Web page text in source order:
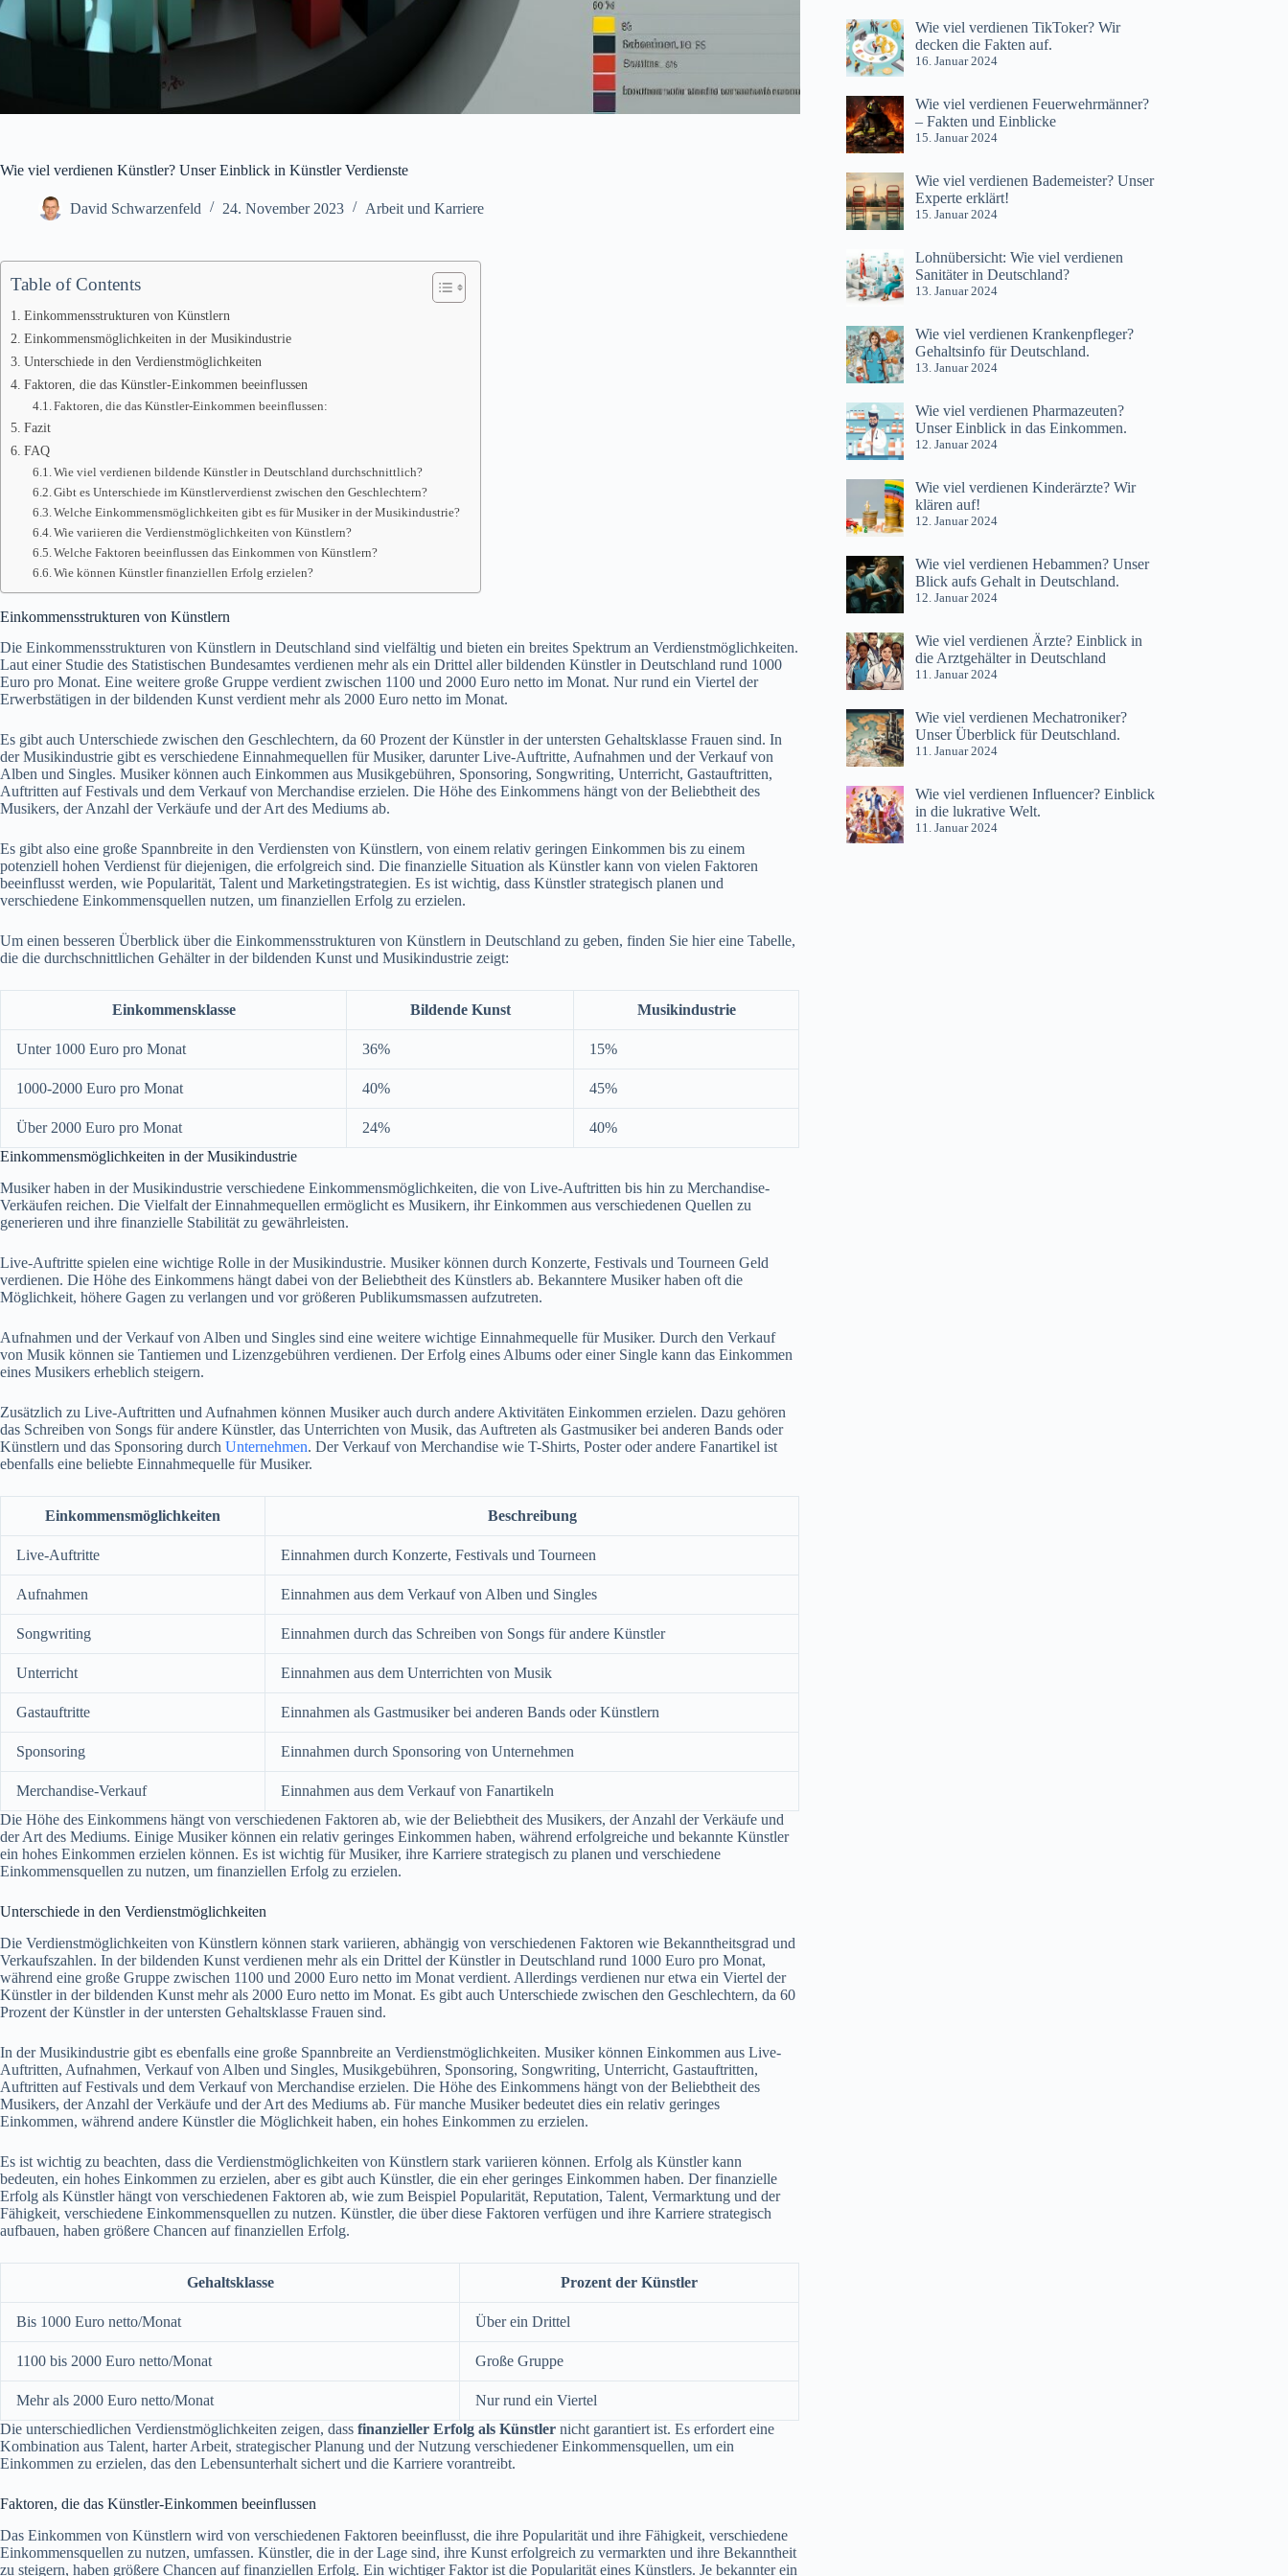
Wie viel verdienen Künstler? Unser Einblick in Künstler Verdienste
David Schwarzenfeld 24. November 2023 Arbeit und Karriere
Table of Contents
Einkommensstrukturen von Künstlern
Einkommensmöglichkeiten in der Musikindustrie
Unterschiede in den Verdienstmöglichkeiten
Faktoren, die das Künstler-Einkommen beeinflussen
Faktoren, die das Künstler-Einkommen beeinflussen:
Fazit
FAQ
Wie viel verdienen bildende Künstler in Deutschland durchschnittlich?
Gibt es Unterschiede im Künstlerverdienst zwischen den Geschlechtern?
Welche Einkommensmöglichkeiten gibt es für Musiker in der Musikindustrie?
Wie variieren die Verdienstmöglichkeiten von Künstlern?
Welche Faktoren beeinflussen das Einkommen von Künstlern?
Wie können Künstler finanziellen Erfolg erzielen?
Einkommensstrukturen von Künstlern
Die Einkommensstrukturen von Künstlern in Deutschland sind vielfältig und bieten ein breites Spektrum an Verdienstmöglichkeiten.
Laut einer Studie des Statistischen Bundesamtes verdienen mehr als ein Drittel aller bildenden Künstler in Deutschland rund 1000
Euro pro Monat. Eine weitere große Gruppe verdient zwischen 1100 und 2000 Euro netto im Monat. Nur rund ein Viertel der
Erwerbstätigen in der bildenden Kunst verdient mehr als 2000 Euro netto im Monat.
Es gibt auch Unterschiede zwischen den Geschlechtern, da 60 Prozent der Künstler in der untersten Gehaltsklasse Frauen sind. In
der Musikindustrie gibt es verschiedene Einnahmequellen für Musiker, darunter Live-Auftritte, Aufnahmen und der Verkauf von
Alben und Singles. Musiker können auch Einkommen aus Musikgebühren, Sponsoring, Songwriting, Unterricht, Gastauftritten,
Auftritten auf Festivals und dem Verkauf von Merchandise erzielen. Die Höhe des Einkommens hängt von der Beliebtheit des
Musikers, der Anzahl der Verkäufe und der Art des Mediums ab.
Es gibt also eine große Spannbreite in den Verdiensten von Künstlern, von einem relativ geringen Einkommen bis zu einem
potenziell hohen Verdienst für diejenigen, die erfolgreich sind. Die finanzielle Situation als Künstler kann von vielen Faktoren
beeinflusst werden, wie Popularität, Talent und Marketingstrategien. Es ist wichtig, dass Künstler strategisch planen und
verschiedene Einkommensquellen nutzen, um finanziellen Erfolg zu erzielen.
Um einen besseren Überblick über die Einkommensstrukturen von Künstlern in Deutschland zu geben, finden Sie hier eine Tabelle,
die die durchschnittlichen Gehälter in der bildenden Kunst und Musikindustrie zeigt:
Einkommensklasse Bildende Kunst Musikindustrie
Unter 1000 Euro pro Monat 36% 15%
1000-2000 Euro pro Monat 40% 45%
Über 2000 Euro pro Monat 24%
40%
Einkommensmöglichkeiten in der Musikindustrie
Musiker haben in der Musikindustrie verschiedene Einkommensmöglichkeiten, die von Live-Auftritten bis hin zu Merchandise-
Verkäufen reichen. Die Vielfalt der Einnahmequellen ermöglicht es Musikern, ihr Einkommen aus verschiedenen Quellen zu
generieren und ihre finanzielle Stabilität zu gewährleisten.
Live-Auftritte spielen eine wichtige Rolle in der Musikindustrie. Musiker können durch Konzerte, Festivals und Tourneen Geld
verdienen. Die Höhe des Einkommens hängt dabei von der Beliebtheit des Künstlers ab. Bekanntere Musiker haben oft die
Möglichkeit, höhere Gagen zu verlangen und vor größeren Publikumsmassen aufzutreten.
Aufnahmen und der Verkauf von Alben und Singles sind eine weitere wichtige Einnahmequelle für Musiker. Durch den Verkauf
von Musik können sie Tantiemen und Lizenzgebühren verdienen. Der Erfolg eines Albums oder einer Single kann das Einkommen
eines Musikers erheblich steigern.
Zusätzlich zu Live-Auftritten und Aufnahmen können Musiker auch durch andere Aktivitäten Einkommen erzielen. Dazu gehören
das Schreiben von Songs für andere Künstler, das Unterrichten von Musik, das Auftreten als Gastmusiker bei anderen Bands oder
Künstlern und das Sponsoring durch Unternehmen. Der Verkauf von Merchandise wie T-Shirts, Poster oder andere Fanartikel ist
ebenfalls eine beliebte Einnahmequelle für Musiker.
Einkommensmöglichkeiten Beschreibung
Live-Auftritte Einnahmen durch Konzerte, Festivals und Tourneen
Aufnahmen Einnahmen aus dem Verkauf von Alben und Singles
Songwriting Einnahmen durch das Schreiben von Songs für andere Künstler
Unterricht Einnahmen aus dem Unterrichten von Musik
Gastauftritte Einnahmen als Gastmusiker bei anderen Bands oder Künstlern
Sponsoring Einnahmen durch Sponsoring von Unternehmen
Merchandise-Verkauf
Einnahmen aus dem Verkauf von Fanartikeln
Die Höhe des Einkommens hängt von verschiedenen Faktoren ab, wie der Beliebtheit des Musikers, der Anzahl der Verkäufe und
der Art des Mediums. Einige Musiker können ein relativ geringes Einkommen haben, während erfolgreiche und bekannte Künstler
ein hohes Einkommen erzielen können. Es ist wichtig für Musiker, ihre Karriere strategisch zu planen und verschiedene
Einkommensquellen zu nutzen, um finanziellen Erfolg zu erzielen.
Unterschiede in den Verdienstmöglichkeiten
Die Verdienstmöglichkeiten von Künstlern können stark variieren, abhängig von verschiedenen Faktoren wie Bekanntheitsgrad und
Verkaufszahlen. In der bildenden Kunst verdienen mehr als ein Drittel der Künstler in Deutschland rund 1000 Euro pro Monat,
während eine große Gruppe zwischen 1100 und 2000 Euro netto im Monat verdient. Allerdings verdienen nur etwa ein Viertel der
Künstler in der bildenden Kunst mehr als 2000 Euro netto im Monat. Es gibt auch Unterschiede zwischen den Geschlechtern, da 60
Prozent der Künstler in der untersten Gehaltsklasse Frauen sind.
In der Musikindustrie gibt es ebenfalls eine große Spannbreite an Verdienstmöglichkeiten. Musiker können Einkommen aus Live-
Auftritten, Aufnahmen, Verkauf von Alben und Singles, Musikgebühren, Sponsoring, Songwriting, Unterricht, Gastauftritten,
Auftritten auf Festivals und dem Verkauf von Merchandise erzielen. Die Höhe des Einkommens hängt von der Beliebtheit des
Musikers, der Anzahl der Verkäufe und der Art des Mediums ab. Für manche Musiker bedeutet dies ein relativ geringes
Einkommen, während andere Künstler die Möglichkeit haben, ein hohes Einkommen zu erzielen.
Es ist wichtig zu beachten, dass die Verdienstmöglichkeiten von Künstlern stark variieren können. Erfolg als Künstler kann
bedeuten, ein hohes Einkommen zu erzielen, aber es gibt auch Künstler, die ein eher geringes Einkommen haben. Der finanzielle
Erfolg als Künstler hängt von verschiedenen Faktoren ab, wie zum Beispiel Popularität, Reputation, Talent, Vermarktung und der
Fähigkeit, verschiedene Einkommensquellen zu nutzen. Künstler, die über diese Faktoren verfügen und ihre Karriere strategisch
aufbauen, haben größere Chancen auf finanziellen Erfolg.
Gehaltsklasse Prozent der Künstler
Bis 1000 Euro netto/Monat Über ein Drittel
1100 bis 2000 Euro netto/Monat Große Gruppe
Mehr als 2000 Euro netto/Monat
Nur rund ein Viertel
Die unterschiedlichen Verdienstmöglichkeiten zeigen, dass finanzieller Erfolg als Künstler nicht garantiert ist. Es erfordert eine
Kombination aus Talent, harter Arbeit, strategischer Planung und der Nutzung verschiedener Einkommensquellen, um ein
Einkommen zu erzielen, das den Lebensunterhalt sichert und die Karriere vorantreibt.
Faktoren, die das Künstler-Einkommen beeinflussen
Das Einkommen von Künstlern wird von verschiedenen Faktoren beeinflusst, die ihre Popularität und ihre Fähigkeit, verschiedene
Einkommensquellen zu nutzen, umfassen. Künstler, die in der Lage sind, ihre Kunst erfolgreich zu vermarkten und ihre Bekanntheit
zu steigern, haben größere Chancen auf finanziellen Erfolg. Ein wichtiger Faktor ist die Popularität eines Künstlers. Je bekannter ein
Wie viel verdienen TikToker? Wir
decken die Fakten auf.
16. Januar 2024
Wie viel verdienen Feuerwehrmänner?
– Fakten und Einblicke
15. Januar 2024
Wie viel verdienen Bademeister? Unser
Experte erklärt!
15. Januar 2024
Lohnübersicht: Wie viel verdienen
Sanitäter in Deutschland?
13. Januar 2024
Wie viel verdienen Krankenpfleger?
Gehaltsinfo für Deutschland.
13. Januar 2024
Wie viel verdienen Pharmazeuten?
Unser Einblick in das Einkommen.
12. Januar 2024
Wie viel verdienen Kinderärzte? Wir
klären auf!
12. Januar 2024
Wie viel verdienen Hebammen? Unser
Blick aufs Gehalt in Deutschland.
12. Januar 2024
Wie viel verdienen Ärzte? Einblick in
die Arztgehälter in Deutschland
11. Januar 2024
Wie viel verdienen Mechatroniker?
Unser Überblick für Deutschland.
11. Januar 2024
Wie viel verdienen Influencer? Einblick
in die lukrative Welt.
11. Januar 2024